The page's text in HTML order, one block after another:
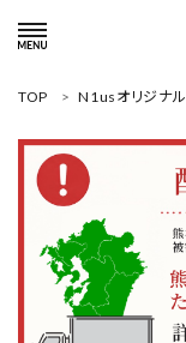
ACCOUNT MENU
meeting_room ログイン
人気商品
TOP N1usオリジナル